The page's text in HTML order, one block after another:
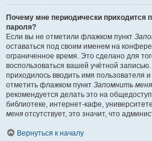
Почему мне периодически приходится
пароля?
Если вы не отметили флажком пункт
оставаться под своим именем на
ограниченное время. Это сделано для
воспользоваться вашей учётной
приходилось вводить имя пользователя
отметить флажком пункт Запомнить меня
рекомендуется делать это на
библиотеке, интернет-кафе,
меня отсутствует, это значит, что
Вернуться к началу